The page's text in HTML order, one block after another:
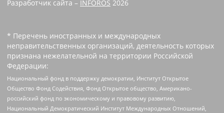
Разработчик сайта – INFOROS 2026
* Перечень иностранных и международных
неправительственных организаций, деятельность которых
признана нежелательной на территории Российской
Федерации:
Национальный фонд в поддержку демократии, Институт Открытое
Общество Фонд Содействия, Фонд Открытое общество, Американо-
российский фонд по экономическому и правовому развитию,
Национальный Демократический Институт Международных Отношений,